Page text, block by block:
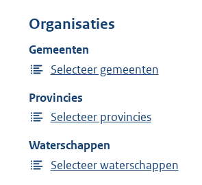
Organisaties
Gemeenten
Selecteer gemeenten
Provincies
Selecteer provincies
Waterschappen
Selecteer waterschappen